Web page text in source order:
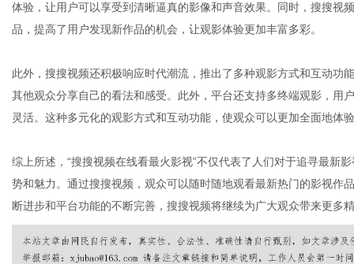
体验，让用户可以享受到清晰逼真的影像和声音效果。同时，搜搜视
品，提高了用户发现新作品的机会，让观影体验更加丰富多彩。
此外，搜搜视频还积极响应时代潮流，推出了多种观影方式和互动功
其他观众分享自己的看法和感受。此外，平台还支持多终端观影，用
灵活。这种多元化的观影方式和互动功能，使观众可以更加全面地体
综上所述，“搜搜视频在线看最火影视”不仅代表了人们对于追寻最新
势和魅力。通过搜搜视频，观众可以随时随地观看最新热门的影视作
断进步和平台功能的不断完善，搜搜视频将继续为广大观众带来更多